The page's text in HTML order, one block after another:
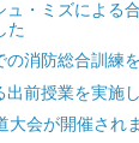
ュ・ミズによる
た
の消防総合訓練
出前授業を実施
大会が開催され